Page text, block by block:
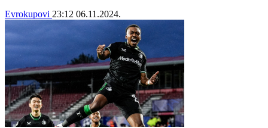
Evrokupovi 23:12 06.11.2024.